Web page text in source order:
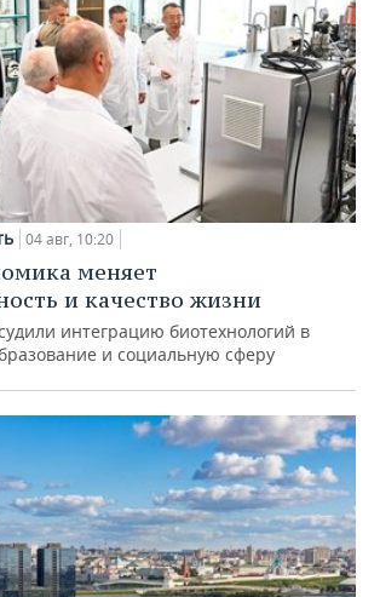
04 авг, 10:20
меняет
и качество жизни
интеграцию биотехнологий в
и социальную сферу